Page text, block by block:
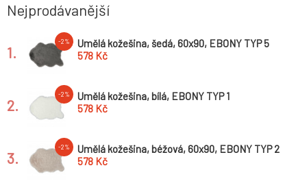
Nejprodávanější
1.
-2%
Umělá kožešina, šedá, 60x90, EBONY TYP 5
578 Kč
2.
-2%
Umělá kožešina, bílá, EBONY TYP 1
578 Kč
3.
-2%
Umělá kožešina, béžová, 60x90, EBONY TYP 2
578 Kč